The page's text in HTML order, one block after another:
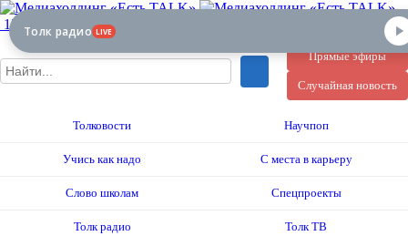
12+
Прямые эфиры
Случайная новость
Толковости Научпоп
Учись как надо С места в карьеру
Слово школам Спецпроекты
Толк радио Толк ТВ
Толк радио LIVE